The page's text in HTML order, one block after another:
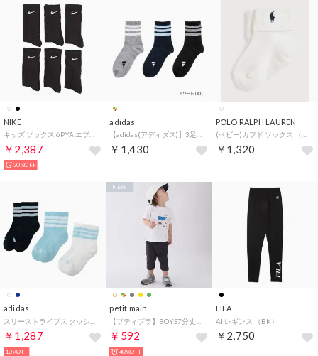
NIKE
￥2,387
30%OFF
adidas
￥1,430
POLO RALPH LAUREN
￥1,320
adidas
￥1,287
10%OFF
petit main
￥592
NEW
40%OFF
FILA
AI レギンス （BK）
￥2,750